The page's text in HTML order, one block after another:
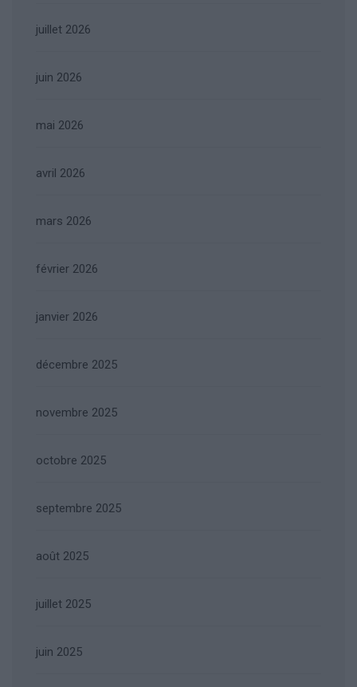
juillet 2026
juin 2026
mai 2026
avril 2026
mars 2026
février 2026
janvier 2026
décembre 2025
novembre 2025
octobre 2025
septembre 2025
août 2025
juillet 2025
juin 2025